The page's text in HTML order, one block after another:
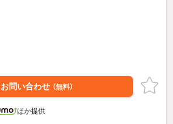
お問い合わせ （無料）
ほか提供